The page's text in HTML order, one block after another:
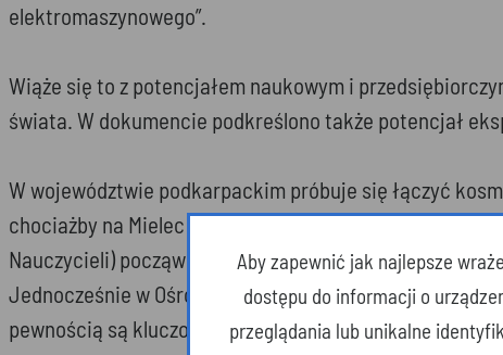
elektromaszynowego”.
Wiąże się to z potencjałem naukowym i
świata. W dokumencie podkreślono także potencjał
W województwie podkarpackim próbuje się łączyć
chociażby na Mielec i uruchomiony w tamtejszym
Nauczycieli) począwszy od roku szkolnego 2020/21
Jednocześnie w Ośrodku Rozwoju Edukacji
pewnością są kluczowym źródłem gotowych
Aby zapewnić jak najlepsze
dostępu do informacji o
przeglądania lub unikalne